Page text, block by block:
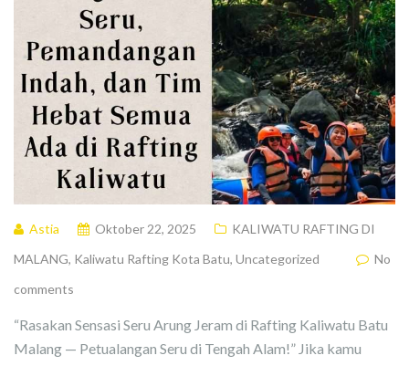
Astia Oktober 22, 2025
KALIWATU RAFTING DI
MALANG, Kaliwatu Rafting Kota Batu, Uncategorized
No
comments
“Rasakan Sensasi Seru Arung Jeram di Rafting Kaliwatu Batu
Malang — Petualangan Seru di Tengah Alam!” Jika kamu